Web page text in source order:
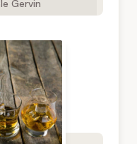
Gervin